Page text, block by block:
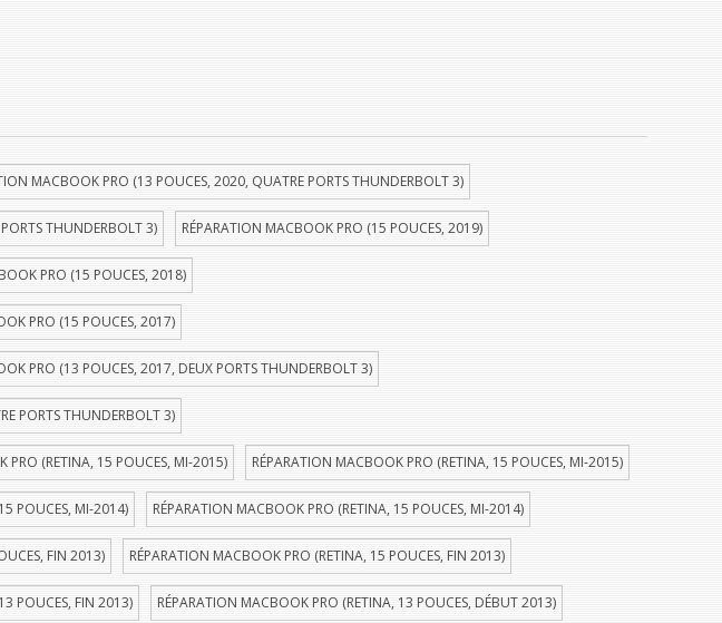
MACBOOK PRO (13 POUCES, 2020, QUATRE PORTS THUNDERBOLT 3)
THUNDERBOLT 3) RÉPARATION MACBOOK PRO (15 POUCES, 2019)
PRO (15 POUCES, 2018)
PRO (15 POUCES, 2017)
PRO (13 POUCES, 2017, DEUX PORTS THUNDERBOLT 3)
PORTS THUNDERBOLT 3)
PRO (RETINA, 15 POUCES, MI-2015) RÉPARATION MACBOOK PRO (RETINA, 15 POUCES, MI-2015)
POUCES, MI-2014) RÉPARATION MACBOOK PRO (RETINA, 15 POUCES, MI-2014)
FIN 2013) RÉPARATION MACBOOK PRO (RETINA, 15 POUCES, FIN 2013)
POUCES, FIN 2013) RÉPARATION MACBOOK PRO (RETINA, 13 POUCES, DÉBUT 2013)